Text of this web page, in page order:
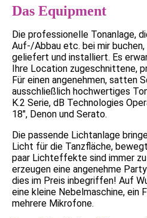
Das Equipment
Die professionelle Tonanlage,
Auf-/Abbau etc. bei mir
geliefert und installiert. Es
Ihre Location zugeschnittene,
Für einen angenehmen, satten
ausschließlich hochwertiges
K.2 Serie, dB Technologies
18", Denon und Serato.
Die passende Lichtanlage
Licht für die Tanzfläche,
paar Lichteffekte sind immer
erzeugen eine angenehme
dies im Preis inbegriffen! Auf
eine kleine Nebelmaschine, ein
mehrere Mikrofone.